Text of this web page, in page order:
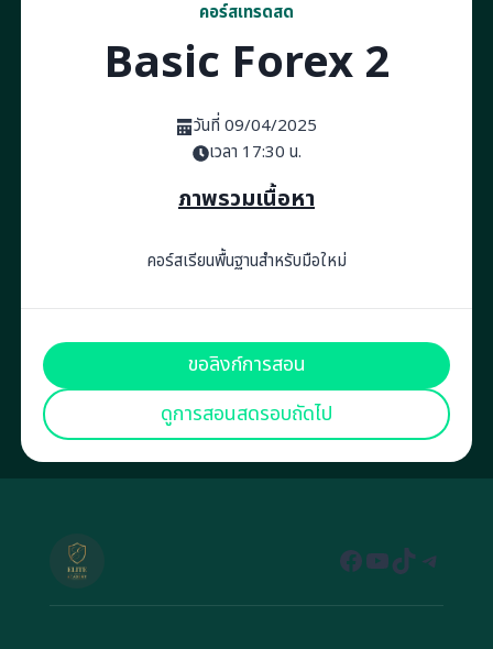
คอร์สเทรดสด
Basic Forex 2
วันที่ 09/04/2025
เวลา 17:30 น.
ภาพรวมเนื้อหา
คอร์สเรียนพื้นฐานสำหรับมือใหม่
ขอลิงก์การสอน
ดูการสอนสดรอบถัดไป
Facebook
YouTube
TikTok